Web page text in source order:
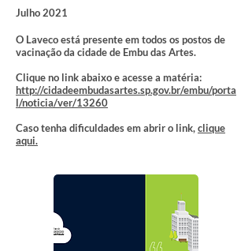
Julho 2021
O Laveco está presente em todos os postos de
vacinação da cidade de Embu das Artes.
Clique no link abaixo e acesse a matéria:
http://cidadeembudasartes.sp.gov.br/embu/porta
l/noticia/ver/13260
Caso tenha dificuldades em abrir o link,clique
aqui.